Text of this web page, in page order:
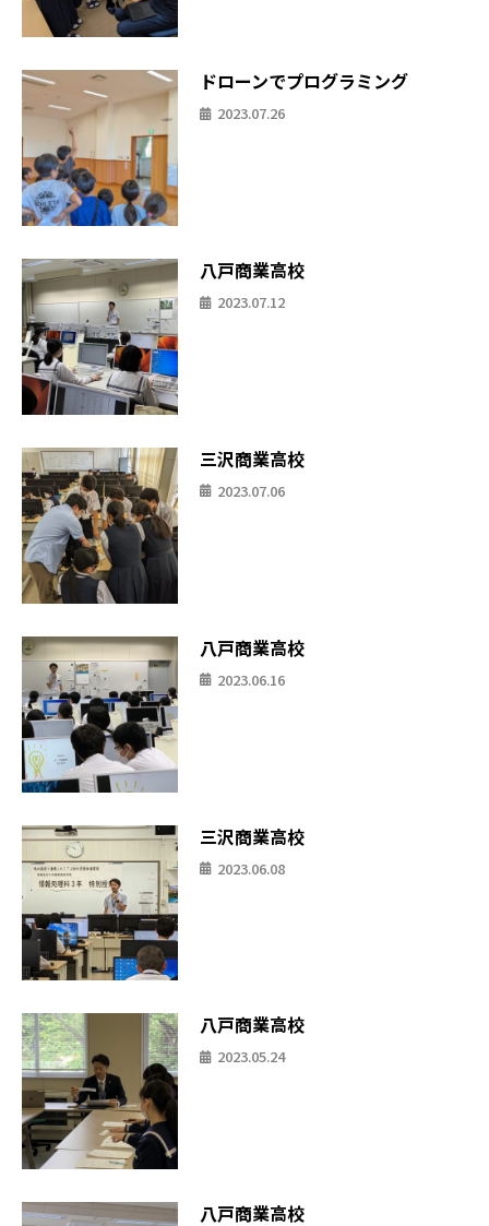
ドローンでプログラミング
2023.07.26
八戸商業高校
2023.07.12
三沢商業高校
2023.07.06
八戸商業高校
2023.06.16
三沢商業高校
2023.06.08
八戸商業高校
2023.05.24
八戸商業高校